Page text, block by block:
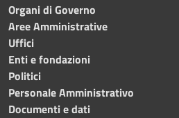
Organi di Governo
Aree Amministrative
Uffici
Enti e fondazioni
Politici
Personale Amministrativo
Documenti e dati